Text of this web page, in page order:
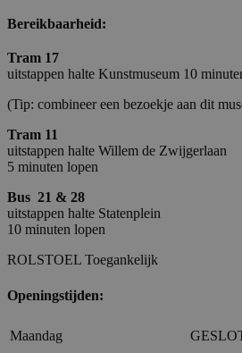
Bereikbaarheid:
Tram 17
uitstappen halte Kunstmuseum 10
(Tip: combineer een bezoekje aan dit
Tram 11
uitstappen halte Willem de Zwijgerlaan
5 minuten lopen
Bus 21 & 28
uitstappen halte Statenplein
10 minuten lopen
ROLSTOEL Toegankelijk
Openingstijden:
Maandag